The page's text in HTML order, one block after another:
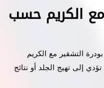
الكريم حسب
التشقير مع الكريم
إلى تهيج الجلد أو نتائج